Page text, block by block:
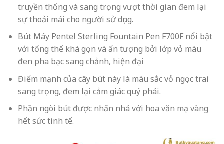
truyền thống và sang trọng vượt thời gian đem lại
sự thoải mái cho người sử dụng.
Bút Máy Pentel Sterling Fountain Pen F700F nổi bật
với tổng thể khá gọn và ấn tượng bởi lớp vỏ màu
đen pha bạc sang chảnh, hiện đại
Điểm mạnh của cây bút này là màu sắc vỏ ngọc trai
sang trọng, đem lại cảm giác quý phái.
Phần ngòi bút được nhấn nhá với hoa văn mạ vàng
hết sức tinh tế.